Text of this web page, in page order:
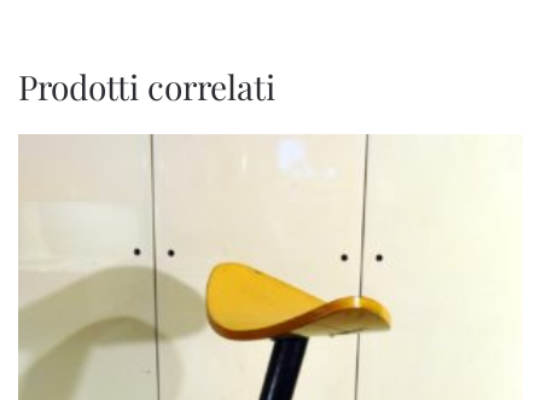
Prodotti correlati